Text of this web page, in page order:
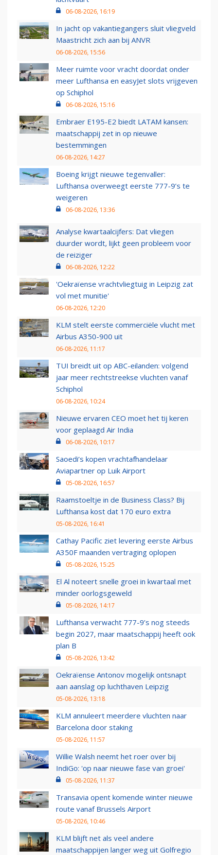
06-08-2026, 16:19
In jacht op vakantiegangers sluit vliegveld
Maastricht zich aan bij ANVR
06-08-2026, 15:56
Meer ruimte voor vracht doordat onder
meer Lufthansa en easyJet slots vrijgeven
op Schiphol
06-08-2026, 15:16
Embraer E195-E2 biedt LATAM kansen:
maatschappij zet in op nieuwe
bestemmingen
06-08-2026, 14:27
Boeing krijgt nieuwe tegenvaller:
Lufthansa overweegt eerste 777-9’s te
weigeren
06-08-2026, 13:36
Analyse kwartaalcijfers: Dat vliegen
duurder wordt, lijkt geen probleem voor
de reiziger
06-08-2026, 12:22
'Oekraïense vrachtvliegtuig in Leipzig zat
vol met munitie'
06-08-2026, 12:20
KLM stelt eerste commerciële vlucht met
Airbus A350-900 uit
06-08-2026, 11:17
TUI breidt uit op ABC-eilanden: volgend
jaar meer rechtstreekse vluchten vanaf
Schiphol
06-08-2026, 10:24
Nieuwe ervaren CEO moet het tij keren
voor geplaagd Air India
06-08-2026, 10:17
Saoedi’s kopen vrachtafhandelaar
Aviapartner op Luik Airport
05-08-2026, 16:57
Raamstoeltje in de Business Class? Bij
Lufthansa kost dat 170 euro extra
05-08-2026, 16:41
Cathay Pacific ziet levering eerste Airbus
A350F maanden vertraging oplopen
05-08-2026, 15:25
El Al noteert snelle groei in kwartaal met
minder oorlogsgeweld
05-08-2026, 14:17
Lufthansa verwacht 777-9’s nog steeds
begin 2027, maar maatschappij heeft ook
plan B
05-08-2026, 13:42
Oekraïense Antonov mogelijk ontsnapt
aan aanslag op luchthaven Leipzig
05-08-2026, 13:18
KLM annuleert meerdere vluchten naar
Barcelona door staking
05-08-2026, 11:57
Willie Walsh neemt het roer over bij
IndiGo: 'op naar nieuwe fase van groei'
05-08-2026, 11:37
Transavia opent komende winter nieuwe
route vanaf Brussels Airport
05-08-2026, 10:46
KLM blijft net als veel andere
maatschappijen langer weg uit Golfregio